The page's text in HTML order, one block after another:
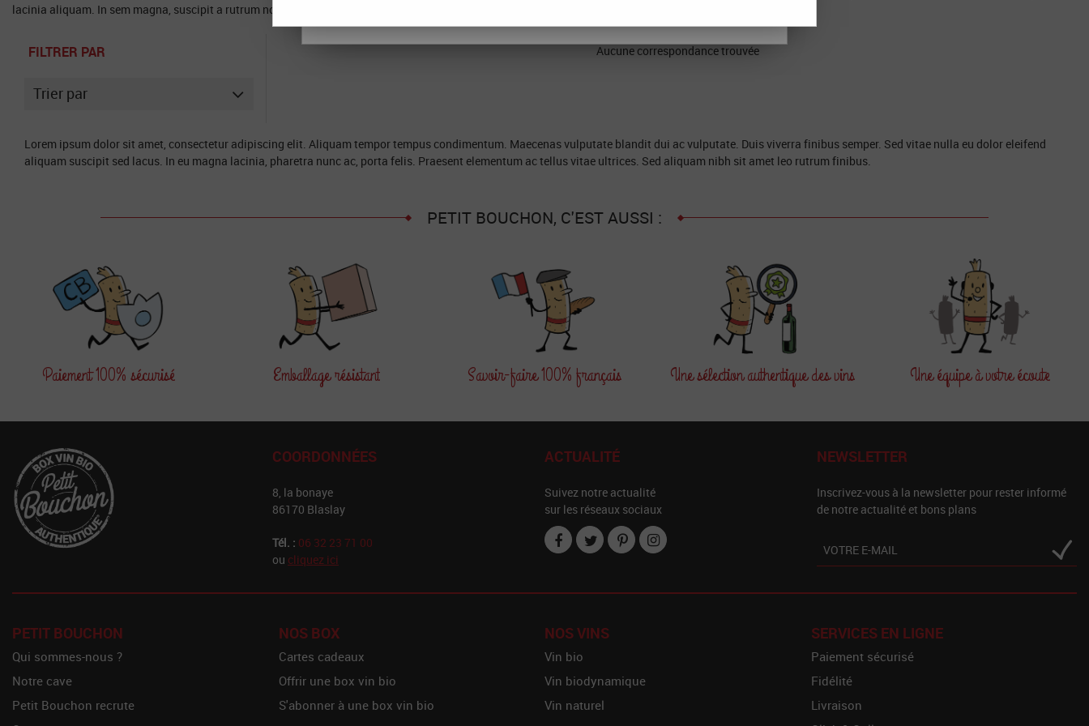
lacinia aliquam. In sem magna, suscipit a rutrum non, suscipit eu tortor.
FILTRER PAR
Trier par
Aucune correspondance trouvée
Lorem ipsum dolor sit amet, consectetur adipiscing elit. Aliquam tempor tempus condimentum. Maecenas vulputate blandit dui ac vulputate. Duis viverra finibus semper. Sed vitae nulla eu dolor eleifend
aliquam suscipit sed lacus. In eu magna lacinia, pharetra nunc ac, porta felis. Praesent elementum ac tellus vitae ultrices. Sed aliquam nibh sit amet leo rutrum finibus.
PETIT BOUCHON, C'EST AUSSI :
Paiement100% sécurisé Emballagerésistant Savoir-faire100% français Une sélectionauthentique des vins Une équipeà votre écoute
COORDONNÉES
8, la bonaye
86170 Blaslay
Tél. : 06 32 23 71 00
ou cliquez ici
ACTUALITÉ
Suivez notre actualité
sur les réseaux sociaux
NEWSLETTER
Inscrivez-vous à la newsletter pour rester informé
de notre actualité et bons plans
PETIT BOUCHON
Qui sommes-nous ?
Notre cave
Petit Bouchon recrute
NOS BOX
Cartes cadeaux
Offrir une box vin bio
S'abonner à une box vin bio
NOS VINS
Vin bio
Vin biodynamique
Vin naturel
SERVICES EN LIGNE
Paiement sécurisé
Fidélité
Livraison